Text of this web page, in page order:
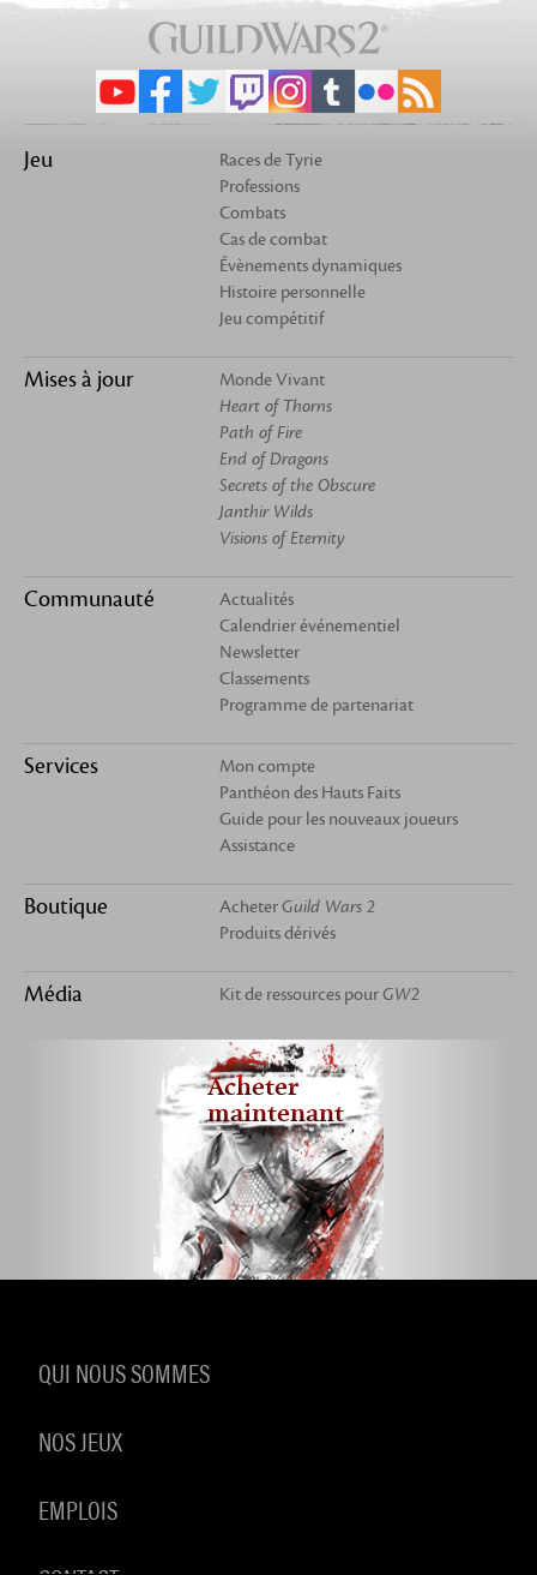
Jeu
Races de Tyrie
Professions
Combats
Cas de combat
Évènements dynamiques
Histoire personnelle
Jeu compétitif
Mises à jour
Monde Vivant
Heart of Thorns
Path of Fire
End of Dragons
Secrets of the Obscure
Janthir Wilds
Visions of Eternity
Communauté
Actualités
Calendrier événementiel
Newsletter
Classements
Programme de partenariat
Services
Mon compte
Panthéon des Hauts Faits
Guide pour les nouveaux joueurs
Assistance
Boutique AcheterGuild Wars 2
Produits dérivés
Média Kit de ressources pourGW2
Acheter
maintenant
QUI NOUS SOMMES
NOS JEUX
EMPLOIS